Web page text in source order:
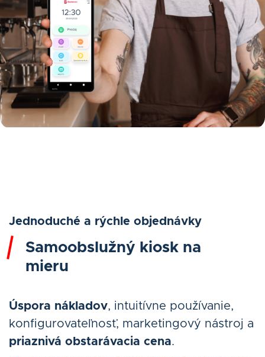
Jednoduché a rýchle objednávky
Samoobslužný kiosk na
mieru
Úspora nákladov, intuitívne používanie,
konfigurovateľnosť, marketingový nástroj a
priaznivá obstarávacia cena.